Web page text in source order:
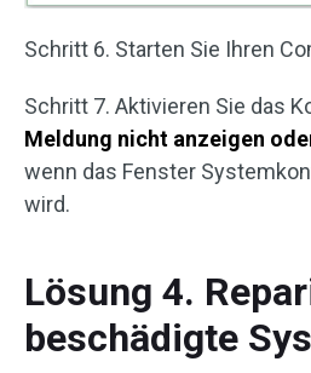
Schritt 6. Starten Sie Ihren
Schritt 7. Aktivieren Sie das
Meldung nicht anzeigen
wenn das Fenster
wird.
Lösung 4.
beschädigte